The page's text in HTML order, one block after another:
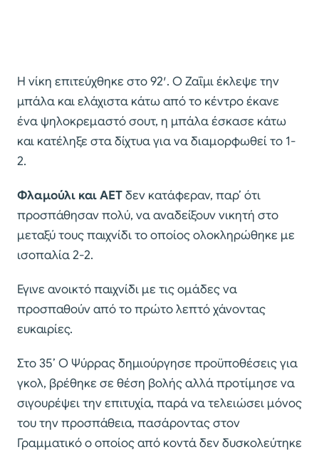
Η νίκη επιτεύχθηκε στο 92′. Ο Ζαΐμι έκλεψε την
μπάλα και ελάχιστα κάτω από το κέντρο έκανε
ένα ψηλοκρεμαστό σουτ, η μπάλα έσκασε κάτω
και κατέληξε στα δίχτυα για να διαμορφωθεί το 1-
2.
Φλαμούλι και ΑΕΤδεν κατάφεραν, παρ’ ότι
προσπάθησαν πολύ, να αναδείξουν νικητή στο
μεταξύ τους παιχνίδι το οποίος ολοκληρώθηκε με
ισοπαλία 2-2.
Εγινε ανοικτό παιχνίδι με τις ομάδες να
προσπαθούν από το πρώτο λεπτό χάνοντας
ευκαιρίες.
Στο 35’ Ο Ψύρρας δημιούργησε προϋποθέσεις για
γκολ, βρέθηκε σε θέση βολής αλλά προτίμησε να
σιγουρέψει την επιτυχία, παρά να τελειώσει μόνος
του την προσπάθεια, πασάροντας στον
Γραμματικό ο οποίος από κοντά δεν δυσκολεύτηκε